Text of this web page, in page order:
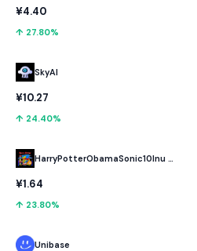
¥4.40
↑ 27.80%
SkyAI
¥10.27
↑ 24.40%
HarryPotterObamaSonic10Inu (ETH)
¥1.64
↑ 23.80%
Unibase